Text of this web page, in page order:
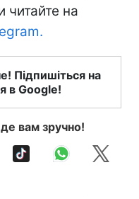
читайте на
Підпишіться на
в Google!
вам зручно!